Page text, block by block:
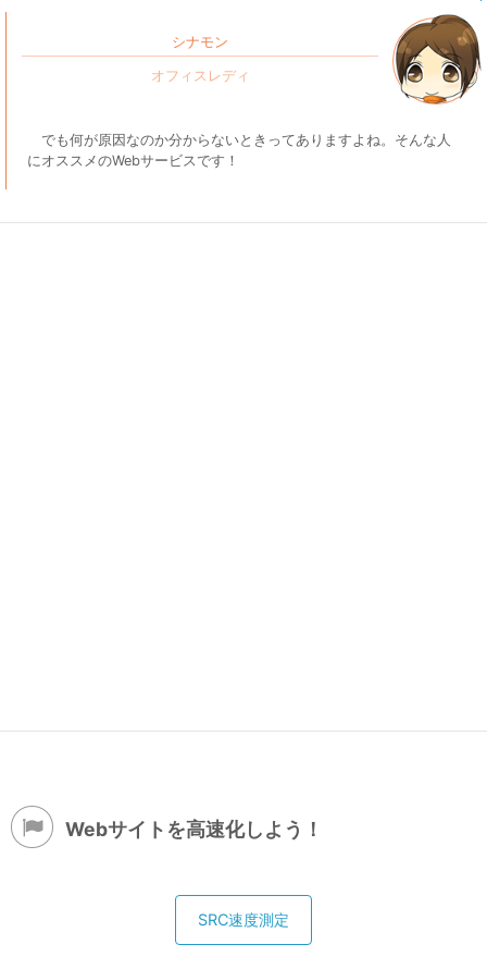
シナモン
でも何が原因なのか分からないときってありますよね。そんな人
にオススメのWebサービスです！
Webサイトを高速化しよう！
SRC速度測定